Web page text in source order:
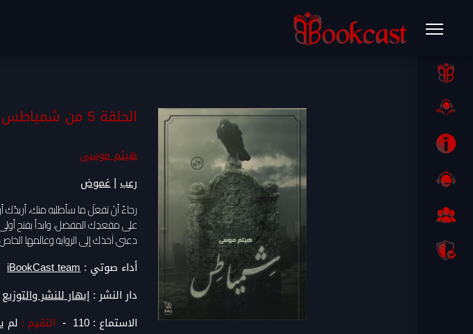
الحلقة 5 من شمياطس
هيثم موسى
رعب|غموض
رجاءً أنْ تفعلَ ما سأطلبه منك، أريدُك
على مقعدِك المفضل، وابدأ بفتح
دعني آخذك إلى الرواية وعالمها
أداء صوتي :iBookCast team
دار النشر : إبهار للنشر والتوزيع
الاستماع : 110
- التقيم : لم